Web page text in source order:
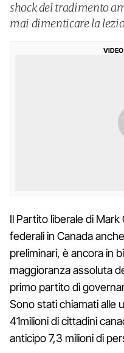
shock del tradimento
mai dimenticare la
Il Partito liberale di
federali in Canada
preliminari, è ancora in
maggioranza assoluta
primo partito di
Sono stati chiamati alle
41milioni di cittadini
anticipo 7,3 milioni di